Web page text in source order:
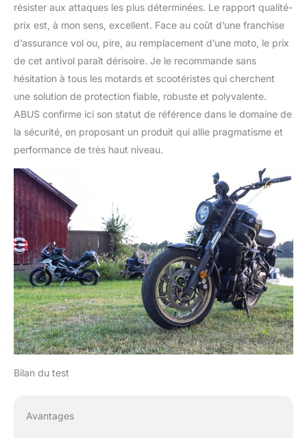
résister aux attaques les plus déterminées. Le rapport qualité-
prix est, à mon sens, excellent. Face au coût d’une franchise
d’assurance vol ou, pire, au remplacement d’une moto, le prix
de cet antivol paraît dérisoire. Je le recommande sans
hésitation à tous les motards et scootéristes qui cherchent
une solution de protection fiable, robuste et polyvalente.
ABUS confirme ici son statut de référence dans le domaine de
la sécurité, en proposant un produit qui allie pragmatisme et
performance de très haut niveau.
Bilan du test
Avantages